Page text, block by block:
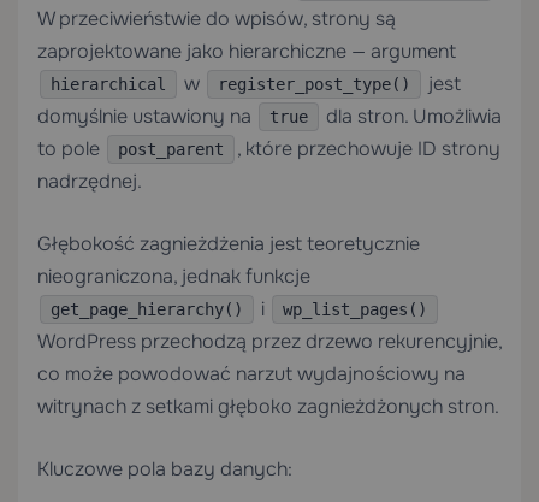
W przeciwieństwie do wpisów, strony są
zaprojektowane jako hierarchiczne — argument
hierarchical w register_post_type()
jest
domyślnie ustawiony na
true
dla stron. Umożliwia
to pole
post_parent
, które przechowuje ID strony
nadrzędnej.
Głębokość zagnieżdżenia jest teoretycznie
nieograniczona, jednak funkcje
get_page_hierarchy() i wp_list_pages()
WordPress przechodzą przez drzewo rekurencyjnie,
co może powodować narzut wydajnościowy na
witrynach z setkami głęboko zagnieżdżonych stron.
Kluczowe pola bazy danych: